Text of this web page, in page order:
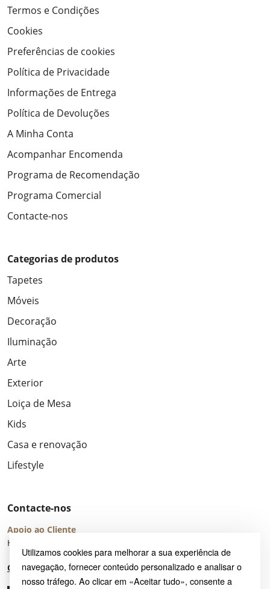
Utilizamos cookies para melhorar a sua experiência de
navegação, fornecer conteúdo personalizado e analisar o
nosso tráfego. Ao clicar em «Aceitar tudo», consente a
Termos e Condições
Cookies
Preferências de cookies
Política de Privacidade
Informações de Entrega
Política de Devoluções
A Minha Conta
Acompanhar Encomenda
Programa de Recomendação
Programa Comercial
Contacte-nos
Categorias de produtos
Tapetes
Móveis
Decoração
Iluminação
Arte
Exterior
Loiça de Mesa
Kids
Casa e renovação
Lifestyle
Contacte-nos
Apoio ao Cliente
Horário de Atendimento: seg – sex 8:00 – 16:00 (UTC+2)
Centro de Ajuda